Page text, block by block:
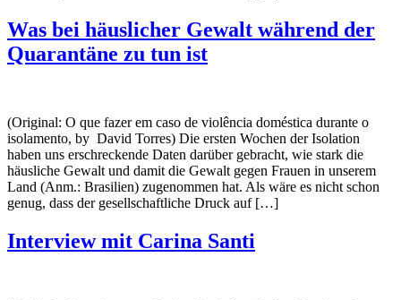
Was bei häuslicher Gewalt während der
Quarantäne zu tun ist
(Original: O que fazer em caso de violência doméstica durante o
isolamento, by David Torres) Die ersten Wochen der Isolation
haben uns erschreckende Daten darüber gebracht, wie stark die
häusliche Gewalt und damit die Gewalt gegen Frauen in unserem
Land (Anm.: Brasilien) zugenommen hat. Als wäre es nicht schon
genug, dass der gesellschaftliche Druck auf […]
Interview mit Carina Santi